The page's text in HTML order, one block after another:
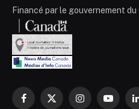
Financé par le gouvernement du
Facebook
X
Instagram